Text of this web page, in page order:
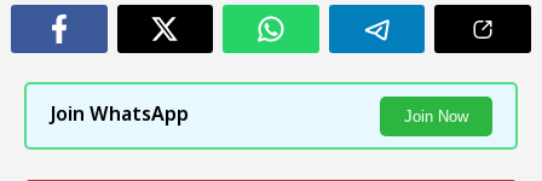
Join WhatsApp Join Now